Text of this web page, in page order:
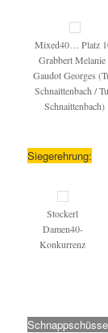
Mixed40… Platz
Grabbert Melanie
Gaudot Georges
Schnaittenbach /
Schnaittenbach)
Siegerehrung:
Stockerl
Damen40-
Konkurrenz